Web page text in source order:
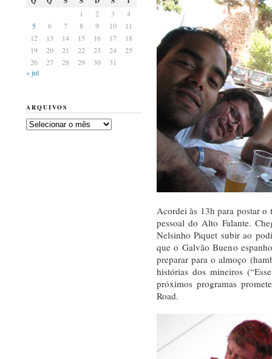
Acordei às 13h para postar
pessoal do Alto Falante.
Nelsinho Piquet subir ao
que o Galvão Bueno
preparar para o almoço
histórias dos mineiros
próximos programas
Road.
1
2 3
4
5
6 7 8 9 10
11
12
13 14 15 16 17
18
19
20 21 22 23 24
25
26
27 28 29 30
31
« jul
ARQUIVOS
Arquivos